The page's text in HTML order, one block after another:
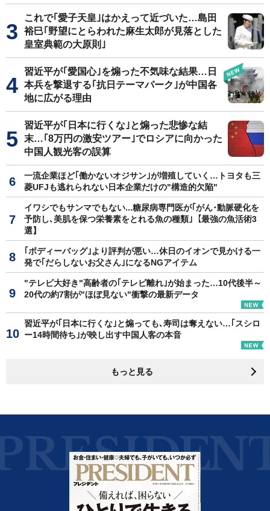
これで｢愛子天皇｣はかえって近づいた…島田
裕巳｢野望にとらわれた麻生太郎が見落とした
皇室典範の大原則｣
習近平が｢愛国心｣を煽った不気味な結果…日
本兵を撃退する｢抗日テーマパーク｣が中国各
地に広がる理由
習近平が｢日本に行くな｣と煽った悲惨な結
末…｢8万円の激安ツアー｣でロシアに向かった
中国人観光客の誤算
一流企業ほど｢働かないオジサン｣が増殖していく…トヨタも三
菱UFJも逃れられない日本企業だけの"構造的欠陥"
イワシでもサンマでもない...糖尿病専門医が｢がん･動脈硬化を
予防し､美肌を保つ栄養素をとれる魚の種類｣【最強の魚活術3
選】
｢ボディーバッグ｣より評判が悪い…休日のイオンで見かける一
発で｢だらしないお父さん｣になるNGアイテム
"テレビ大好き"高齢者の｢テレビ離れ｣が始まった…10代後半～
20代の約7割が"ほぼ見ない"衝撃の最新データ
習近平が｢日本に行くな｣と煽っても､寿司は奪えない…｢スシロ
ー14時間待ち｣が映し出す中国人客の本音
もっと見る